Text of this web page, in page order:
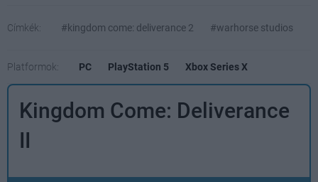
Címkék: #kingdom come: deliverance 2 #warhorse studios
Platformok: PC PlayStation 5 Xbox Series X
Kingdom Come: Deliverance
II